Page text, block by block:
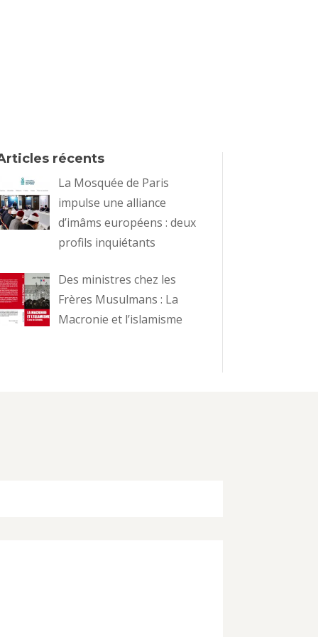
récents
La Mosquée de Paris
impulse une alliance
d’imâms européens : deux
profils inquiétants
Des ministres chez les
Frères Musulmans : La
Macronie et l’islamisme